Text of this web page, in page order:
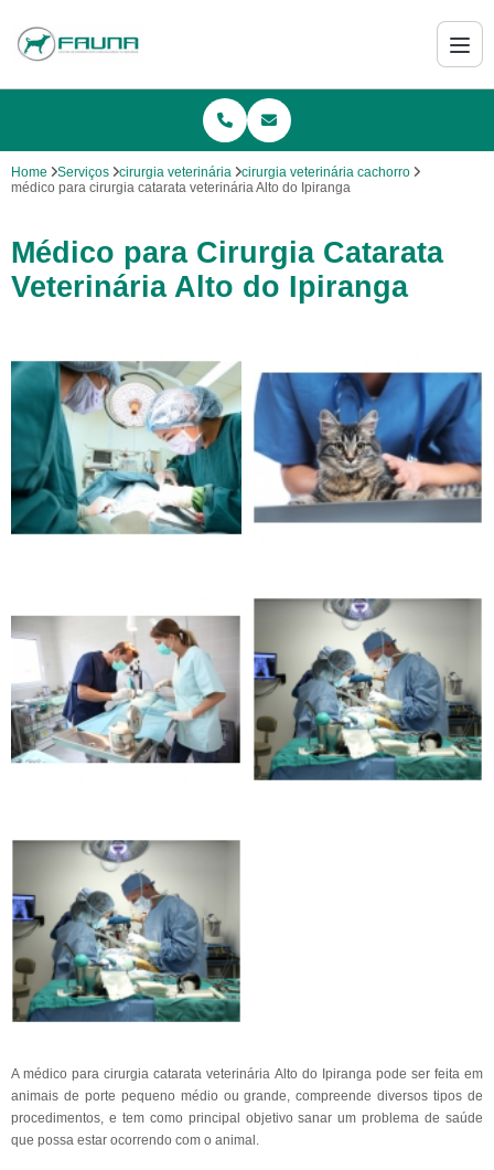
Home Serviços cirurgia veterinária
cirurgia veterinária cachorro
médico para cirurgia catarata veterinária Alto do Ipiranga
Médico para Cirurgia Catarata
Veterinária Alto do Ipiranga
A médico para cirurgia catarata veterinária Alto do Ipiranga pode ser feita em
animais de porte pequeno médio ou grande, compreende diversos tipos de
procedimentos, e tem como principal objetivo sanar um problema de saúde
que possa estar ocorrendo com o animal.